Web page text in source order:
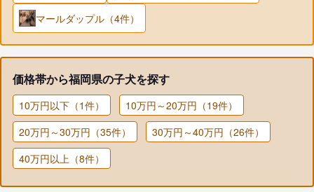
マールダップル（4件）
価格帯から福岡県の子犬を探す
10万円以下（1件）
10万円～20万円（19件）
20万円～30万円（35件）
30万円～40万円（26件）
40万円以上（8件）